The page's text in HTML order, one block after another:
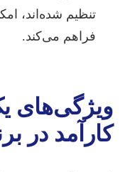
تنظیم شده‌اند،
فراهم می‌کند.
ویژگی‌های
کارآمد در